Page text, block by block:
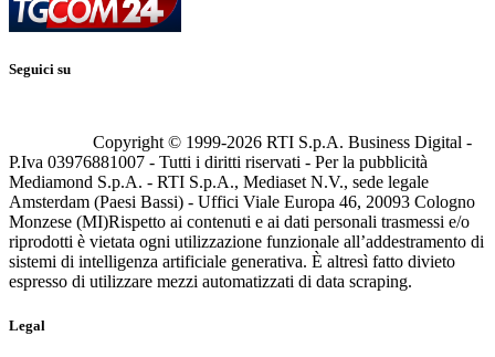
Seguici su
Copyright © 1999-2026 RTI S.p.A. Business Digital -
P.Iva 03976881007 - Tutti i diritti riservati - Per la pubblicità
Mediamond S.p.A. - RTI S.p.A., Mediaset N.V., sede legale
Amsterdam (Paesi Bassi) - Uffici Viale Europa 46, 20093 Cologno
Monzese (MI)Rispetto ai contenuti e ai dati personali trasmessi e/o
riprodotti è vietata ogni utilizzazione funzionale all’addestramento di
sistemi di intelligenza artificiale generativa. È altresì fatto divieto
espresso di utilizzare mezzi automatizzati di data scraping.
Legal